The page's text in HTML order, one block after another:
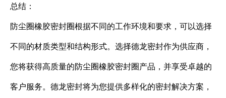
总结：
防尘圈橡胶密封圈根据不同的工作环境和要求，可以选择
不同的材质类型和结构形式。选择德龙密封作为供应商，
您将获得高质量的防尘圈橡胶密封圈产品，并享受卓越的
客户服务。德龙密封将为您提供多样化的密封解决方案，